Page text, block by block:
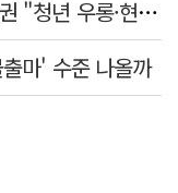
황희 '버스 하우스' 제안 후폭풍…야권 "청년 우롱·현실 괴리" 총공세
마' 수준 나올까